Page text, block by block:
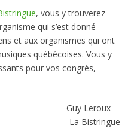
, vous y trouverez
qui s’est donné
et aux organismes qui ont
québécoises. Vous y
pour vos congrès,
Guy Leroux –
La Bistringue